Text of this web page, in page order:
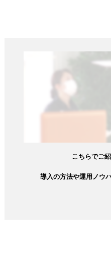
こちらでご
導入の方法や運用ノウ